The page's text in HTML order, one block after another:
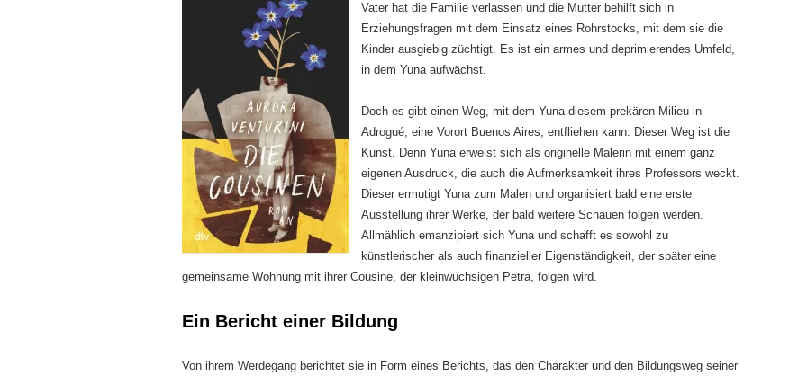
Vater hat die Familie verlassen und die Mutter behilft sich in
Erziehungsfragen mit dem Einsatz eines Rohrstocks, mit dem sie die
Kinder ausgiebig züchtigt. Es ist ein armes und deprimierendes Umfeld,
in dem Yuna aufwächst.
Doch es gibt einen Weg, mit dem Yuna diesem prekären Milieu in
Adrogué, eine Vorort Buenos Aires, entfliehen kann. Dieser Weg ist die
Kunst. Denn Yuna erweist sich als originelle Malerin mit einem ganz
eigenen Ausdruck, die auch die Aufmerksamkeit ihres Professors weckt.
Dieser ermutigt Yuna zum Malen und organisiert bald eine erste
Ausstellung ihrer Werke, der bald weitere Schauen folgen werden.
Allmählich emanzipiert sich Yuna und schafft es sowohl zu
künstlerischer als auch finanzieller Eigenständigkeit, der später eine
gemeinsame Wohnung mit ihrer Cousine, der kleinwüchsigen Petra, folgen wird.
Ein Bericht einer Bildung
Von ihrem Werdegang berichtet sie in Form eines Berichts, das den Charakter und den Bildungsweg seiner